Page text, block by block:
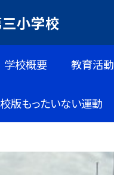
小学校
学校概要 教育活動
版もったいない運動